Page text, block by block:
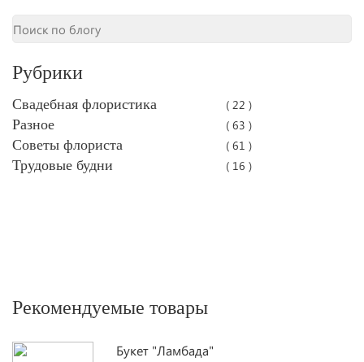
Рубрики
Свадебная флористика ( 22 )
Разное ( 63 )
Советы флориста ( 61 )
Трудовые будни ( 16 )
Рекомендуемые товары
Букет "Ламбада"